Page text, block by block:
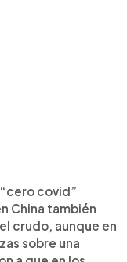
covid”
China también
crudo, aunque en
sobre una